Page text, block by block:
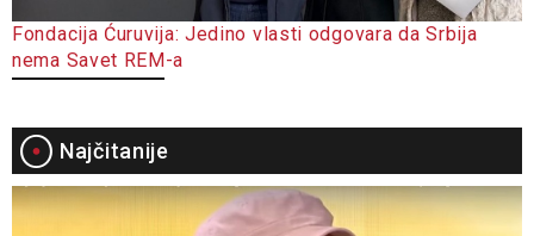
Fondacija Ćuruvija: Jedino vlasti odgovara da Srbija
nema Savet REM-a
Najčitanije